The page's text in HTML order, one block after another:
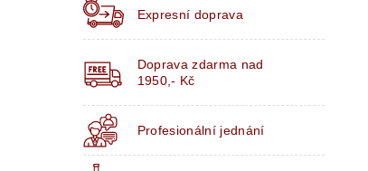
Expresní doprava
Doprava zdarma nad
1950,- Kč
Profesionální jednání